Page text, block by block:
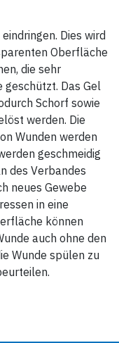
Dies wird
Oberfläche
die sehr
geschützt. Das Gel
Schorf sowie
werden. Die
Wunden werden
geschmeidig
des Verbandes
neues Gewebe
in eine
können
auch ohne den
Wunde spülen zu